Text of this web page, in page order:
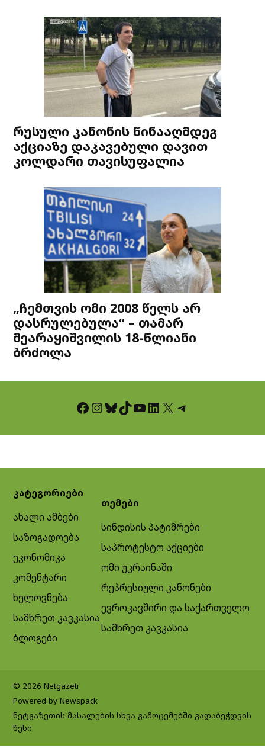
რუსული კანონის წინააღმდეგ
აქციაზე დაკავებული დავით
კოლდარი თავისუფალია
„ჩემთვის ომი 2008 წელს არ
დასრულებულა“ – თამარ
მეარაყიშვილის 18-წლიანი
ბრძოლა
Facebook InstagramBluesky TikTok YouTube LinkedIn X Telegram
კატეგორიები
ახალი ამბები
საზოგადოება
ეკონომიკა
კომენტარი
ხელოვნება
სამხრეთ კავკასია
ბლოგები
თემები
სინდისის პატიმრები
საპროტესტო აქციები
ომი უკრაინაში
რეპრესიული კანონები
ევროკავშირი და საქართველო
სამხრეთ კავკასია
© 2026 Netgazeti
Powered by Newspack
ნეტგაზეთის მასალების სხვა გამოცემებში გადაბეჭდვის
წესი